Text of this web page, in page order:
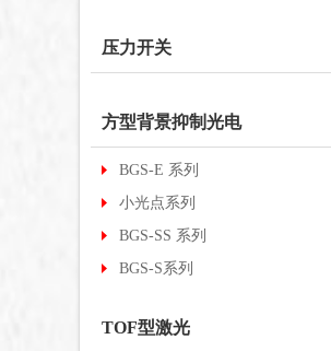
压力开关
方型背景抑制光电
BGS-E 系列
小光点系列
BGS-SS 系列
BGS-S系列
TOF型激光